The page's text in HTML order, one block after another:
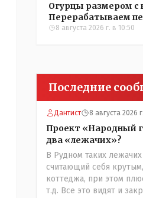
Огурцы размером с
Перерабатываем
овощи, чтобы
8 августа 2026 г. в 10:50
Последние
Дантист 8 августа 2026
Проект «Народный
два «лежачих»?
В Рудном таких
считающий себя
коттеджа, при этом
т.д. Все это видят и